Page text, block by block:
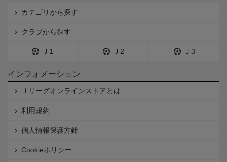
カテゴリから探す
クラブから探す
Ｊ1 Ｊ2 Ｊ3
インフォメーション
Ｊリーグオンラインストアとは
利用規約
個人情報保護方針
Cookieポリシー